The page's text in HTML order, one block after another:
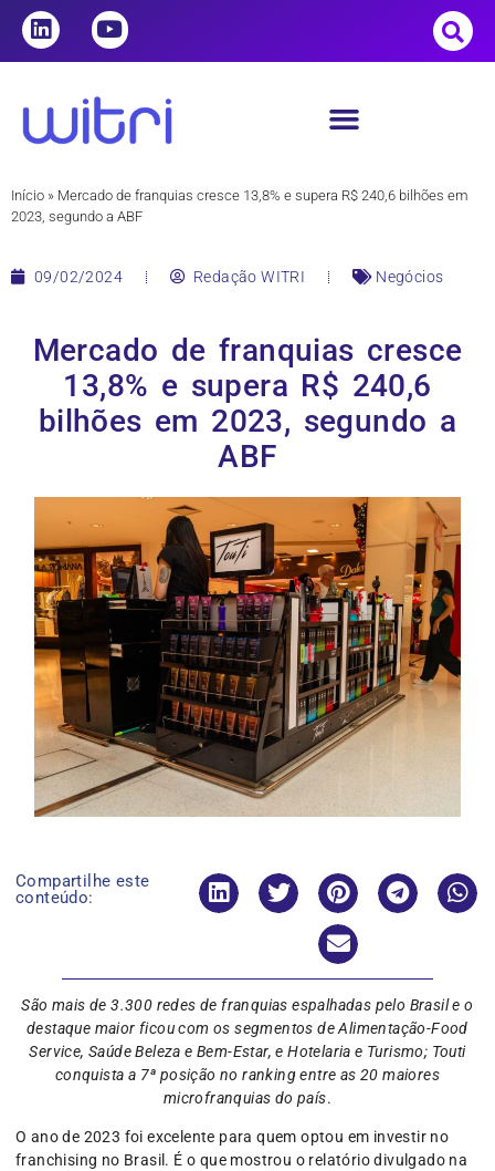
Início » Mercado de franquias cresce 13,8% e supera R$ 240,6 bilhões em
2023, segundo a ABF
09/02/2024 Redação WITRI Negócios
Mercado de franquias cresce
13,8% e supera R$ 240,6
bilhões em 2023, segundo a
ABF
Compartilhe este
conteúdo:
São mais de 3.300 redes de franquias espalhadas pelo Brasil e o
destaque maior ficou com os segmentos de Alimentação-Food
Service, Saúde Beleza e Bem-Estar, e Hotelaria e Turismo; Touti
conquista a 7ª posição no ranking entre as 20 maiores
microfranquias do país.
O ano de 2023 foi excelente para quem optou em investir no
franchising no Brasil. É o que mostrou o relatório divulgado na